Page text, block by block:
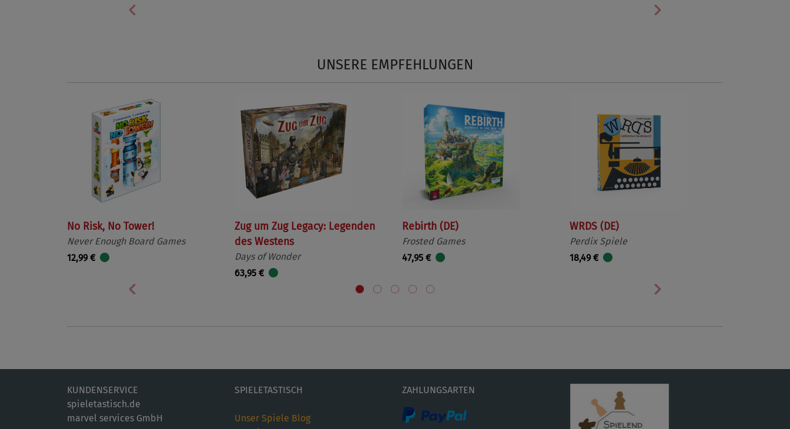
Vorherige Nächste
UNSERE EMPFEHLUNGEN
No Risk, No Tower!
Never Enough Board Games
12,99 €
Zug um Zug Legacy: Legenden
des Westens
Days of Wonder
63,95 €
Rebirth (DE)
Frosted Games
47,95 €
WRDS (DE)
Perdix Spiele
18,49 €
Vorherige Nächste
KUNDENSERVICE
spieletastisch.de
marvel services GmbH
SPIELETASTISCH
Unser Spiele Blog
ZAHLUNGSARTEN